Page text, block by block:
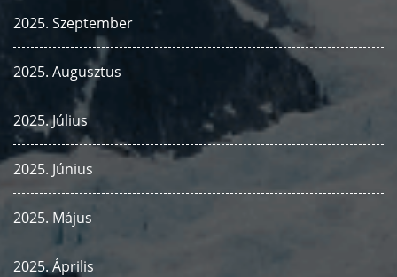
2025. Szeptember
2025. Augusztus
2025. Július
2025. Június
2025. Május
2025. Április